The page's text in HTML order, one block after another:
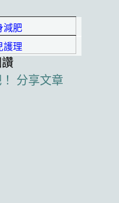
減肥
護理
分享文章